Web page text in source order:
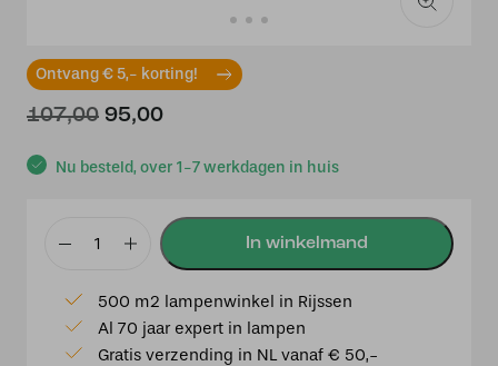
Ontvang € 5,- korting!
Nu besteld, over 1-7 werkdagen in huis
107,00 Oorspronkelijke
was:
95,00Huidige
is:
Trieste
staand
armatuur
500 m2 lampenwinkel in Rijssen
Al 70 jaar expert in lampen
Gratis verzending in NL vanaf € 50,-